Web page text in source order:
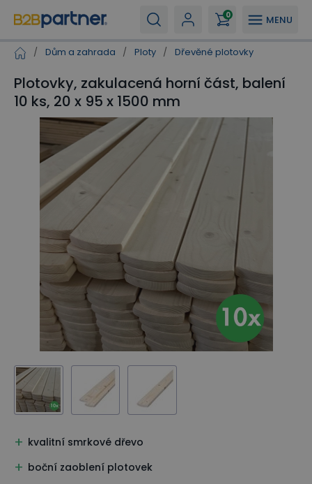
MENU
0
/ Dům a zahrada / Ploty / Dřevěné plotovky
Plotovky, zakulacená horní část, balení
10 ks, 20 x 95 x 1500 mm
kvalitní smrkové dřevo
boční zaoblení plotovek